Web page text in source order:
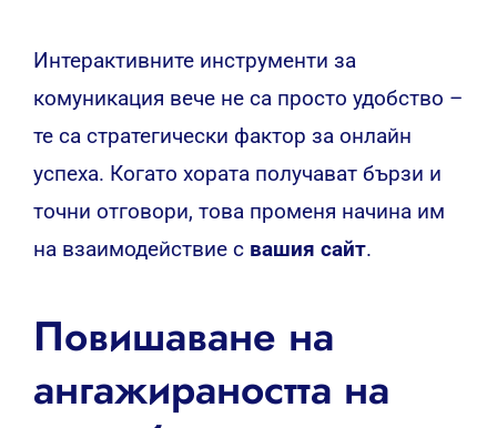
Интерактивните инструменти за
комуникация вече не са просто удобство –
те са стратегически фактор за онлайн
успеха. Когато хората получават бързи и
точни отговори, това променя начина им
на взаимодействие с вашия сайт.
Повишаване на
ангажираността на